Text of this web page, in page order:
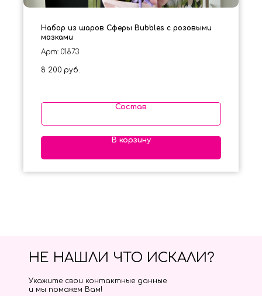
Набор из шаров Сферы Bubbles с розовыми
мазками
Арт: 01873
8 200 руб.
Состав
В корзину
НЕ НАШЛИ ЧТО ИСКАЛИ?
Укажите свои контактные данные
и мы поможем Вам!